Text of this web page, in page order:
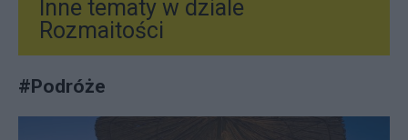
Inne tematy w dziale
Rozmaitości
#Podróże